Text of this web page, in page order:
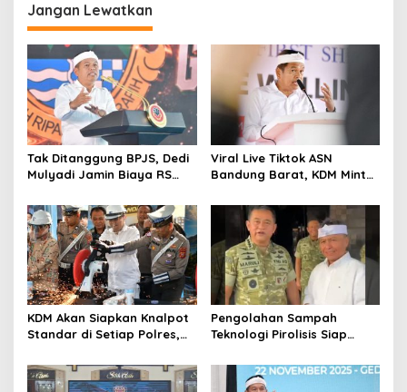
Jangan Lewatkan
Tak Ditanggung BPJS, Dedi
Mulyadi Jamin Biaya RS
Pemprov Jabar
Viral Live Tiktok ASN
Bandung Barat, KDM Minta
Perlu Pemberhentian
KDM Akan Siapkan Knalpot
Standar di Setiap Polres,
Tertangkap Langsung Ganti
Pengolahan Sampah
Teknologi Pirolisis Siap
Sampah Harian Jawa
Barat